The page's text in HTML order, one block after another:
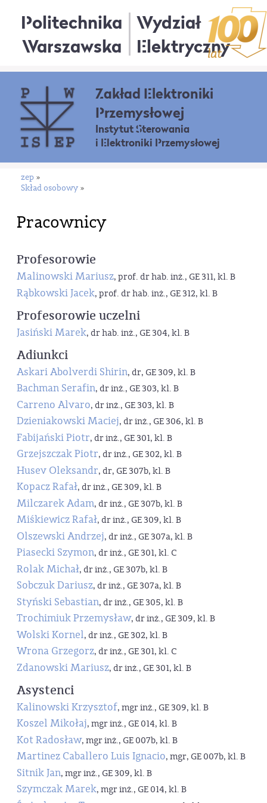
Politechnika
Warszawska
Wydział
Elektryczny
Zakład Elektroniki
Przemysłowej
Instytut Sterowania
i Elektroniki Przemysłowej
zep »
Skład osobowy »
Pracownicy
Profesorowie
Malinowski Mariusz, prof. dr hab. inż., GE 311, kl. B
Rąbkowski Jacek, prof. dr hab. inż., GE 312, kl. B
Profesorowie uczelni
Jasiński Marek, dr hab. inż., GE 304, kl. B
Adiunkci
Askari Abolverdi Shirin, dr, GE 309, kl. B
Bachman Serafin, dr inż., GE 303, kl. B
Carreno Alvaro, dr inż., GE 303, kl. B
Dzieniakowski Maciej, dr inż., GE 306, kl. B
Fabijański Piotr, dr inż., GE 301, kl. B
Grzejszczak Piotr, dr inż., GE 302, kl. B
Husev Oleksandr, dr, GE 307b, kl. B
Kopacz Rafał, dr inż., GE 309, kl. B
Milczarek Adam, dr inż., GE 307b, kl. B
Miśkiewicz Rafał, dr inż., GE 309, kl. B
Olszewski Andrzej, dr inż., GE 307a, kl. B
Piasecki Szymon, dr inż., GE 301, kl. C
Rolak Michał, dr inż., GE 307b, kl. B
Sobczuk Dariusz, dr inż., GE 307a, kl. B
Styński Sebastian, dr inż., GE 305, kl. B
Trochimiuk Przemysław, dr inż., GE 309, kl. B
Wolski Kornel, dr inż., GE 302, kl. B
Wrona Grzegorz, dr inż., GE 301, kl. C
Zdanowski Mariusz, dr inż., GE 301, kl. B
Asystenci
Kalinowski Krzysztof, mgr inż., GE 309, kl. B
Koszel Mikołaj, mgr inż., GE 014, kl. B
Kot Radosław, mgr inż., GE 007b, kl. B
Martinez Caballero Luis Ignacio, mgr, GE 007b, kl. B
Sitnik Jan, mgr inż., GE 309, kl. B
Szymczak Marek, mgr inż., GE 014, kl. B